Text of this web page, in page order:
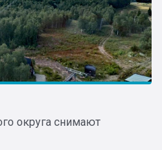
округа снимают